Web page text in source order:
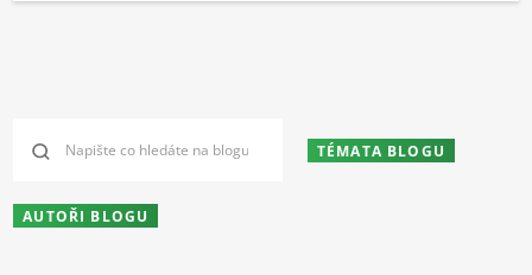
TÉMATA BLOGU
AUTOŘI BLOGU